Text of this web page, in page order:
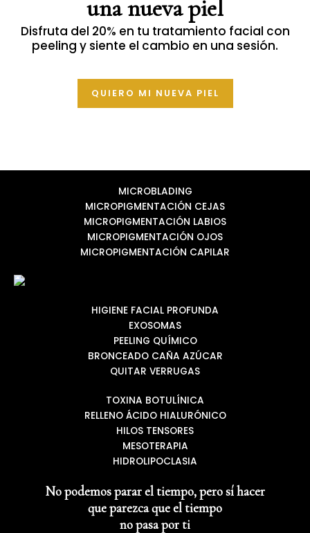
una nueva piel
Disfruta del 20% en tu tratamiento facial con
peeling y siente el cambio en una sesión.
QUIERO MI NUEVA PIEL
MICROBLADING
MICROPIGMENTACIÓN CEJAS
MICROPIGMENTACIÓN LABIOS
MICROPIGMENTACIÓN OJOS
MICROPIGMENTACIÓN CAPILAR
HIGIENE FACIAL PROFUNDA
EXOSOMAS
PEELING QUÍMICO
BRONCEADO CAÑA AZÚCAR
QUITAR VERRUGAS
TOXINA BOTULÍNICA
RELLENO ÁCIDO HIALURÓNICO
HILOS TENSORES
MESOTERAPIA
HIDROLIPOCLASIA
No podemos parar el tiempo, pero sí hacer
que parezca que el tiempo
no pasa por ti